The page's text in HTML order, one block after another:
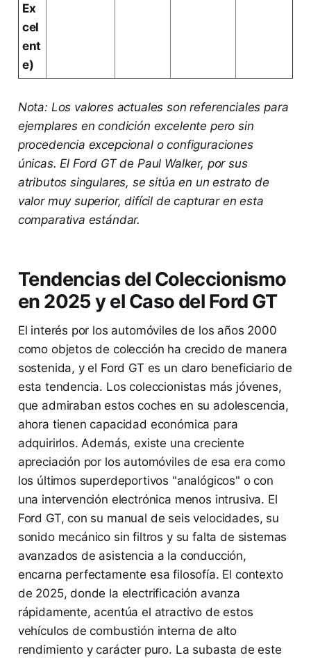
Ex
cel
ent
e)
Nota: Los valores actuales son referenciales para
ejemplares en condición excelente pero sin
procedencia excepcional o configuraciones
únicas. El Ford GT de Paul Walker, por sus
atributos singulares, se sitúa en un estrato de
valor muy superior, difícil de capturar en esta
comparativa estándar.
Tendencias del Coleccionismo
en 2025 y el Caso del Ford GT
El interés por los automóviles de los años 2000
como objetos de colección ha crecido de manera
sostenida, y el Ford GT es un claro beneficiario de
esta tendencia. Los coleccionistas más jóvenes,
que admiraban estos coches en su adolescencia,
ahora tienen capacidad económica para
adquirirlos. Además, existe una creciente
apreciación por los automóviles de esa era como
los últimos superdeportivos "analógicos" o con
una intervención electrónica menos intrusiva. El
Ford GT, con su manual de seis velocidades, su
sonido mecánico sin filtros y su falta de sistemas
avanzados de asistencia a la conducción,
encarna perfectamente esa filosofía. El contexto
de 2025, donde la electrificación avanza
rápidamente, acentúa el atractivo de estos
vehículos de combustión interna de alto
rendimiento y carácter puro. La subasta de este